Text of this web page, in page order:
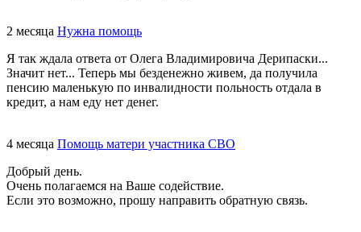
2 месяца Нужна помощь
Я так ждала ответа от Олега Владимировича Дерипаски...
Значит нет... Теперь мы безденежно живем, да получила
пенсию маленькую по инвалидности польность отдала в
кредит, а нам еду нет денег.
4 месяца Помощь матери участника СВО
Добрый день.
Очень полагаемся на Ваше содействие.
Если это возможно, прошу направить обратную связь.